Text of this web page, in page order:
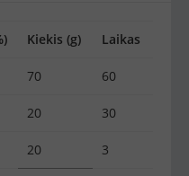
Kiekis (g) Laikas
70 60
20 30
20 3